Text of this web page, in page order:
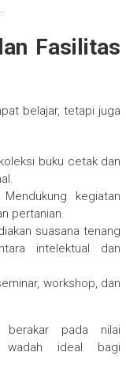
Fasilitas
belajar, tetapi juga
buku cetak dan
kegiatan
pertanian.
suasana tenang
intelektual dan
workshop, dan
berakar pada nilai
wadah ideal bagi